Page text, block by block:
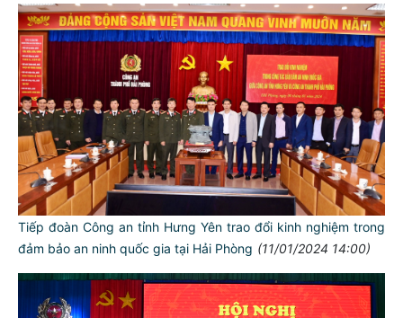
Tiếp đoàn Công an tỉnh Hưng Yên trao đổi kinh nghiệm trong
đảm bảo an ninh quốc gia tại Hải Phòng (11/01/2024 14:00)